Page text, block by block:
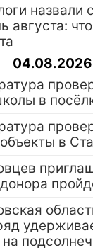
назвали
августа:
04.08.2026
в
в